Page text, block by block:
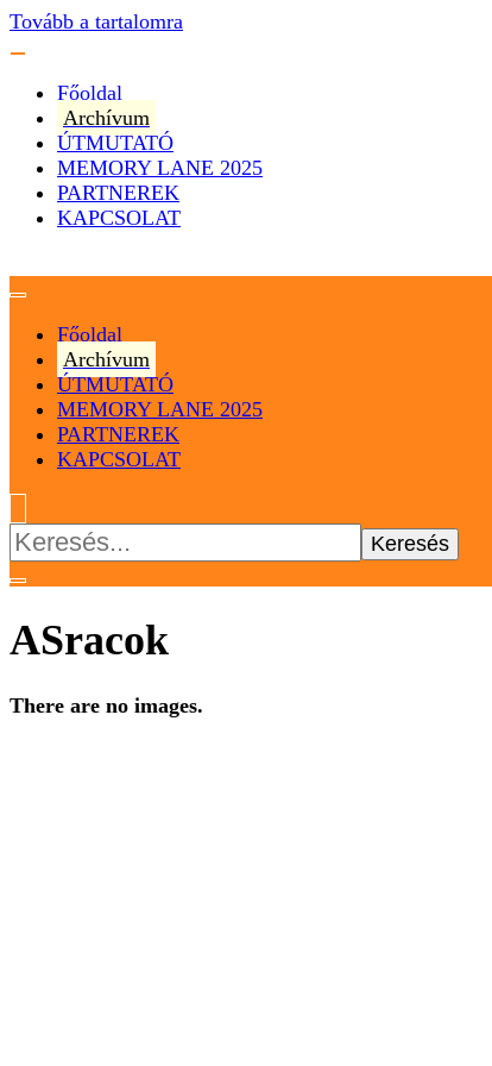
Tovább a tartalomra
Főoldal
Archívum
ÚTMUTATÓ
MEMORY LANE 2025
PARTNEREK
KAPCSOLAT
Magyar Hip Hop Archívum
Magyarország
Főoldal
Archívum
ÚTMUTATÓ
MEMORY LANE 2025
PARTNEREK
KAPCSOLAT
Keresés:
ASracok
There are no images.